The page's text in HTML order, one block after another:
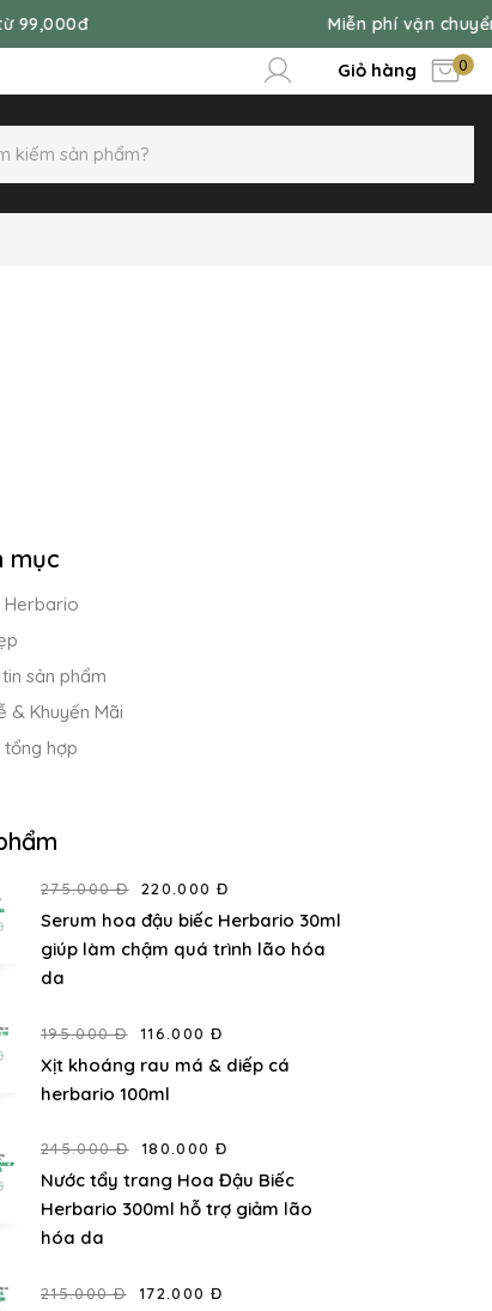
Miễn phí vận chuyển đơn hàng từ
Giỏ hàng 0
mục
Herbario
sản phẩm
& Khuyến Mãi
tổng hợp
275.000 Đ 220.000 Đ
Serum hoa đậu biếc Herbario 30ml
giúp làm chậm quá trình lão hóa
da
195.000 Đ 116.000 Đ
Xịt khoáng rau má & diếp cá
herbario 100ml
245.000 Đ 180.000 Đ
Nước tẩy trang Hoa Đậu Biếc
Herbario 300ml hỗ trợ giảm lão
hóa da
215.000 Đ 172.000 Đ